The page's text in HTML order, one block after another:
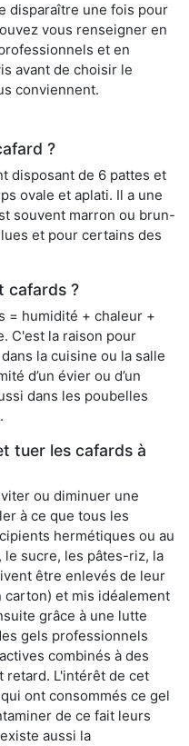
disparaître une fois pour
vous renseigner en
et en
avant de choisir le
conviennent.
?
disposant de 6 pattes et
ovale et aplati. Il a une
souvent marron ou brun-
et pour certains des
cafards ?
= humidité + chaleur +
C'est la raison pour
la cuisine ou la salle
d’un évier ou d’un
dans les poubelles
tuer les cafards à
ou diminuer une
à ce que tous les
hermétiques ou au
sucre, les pâtes-riz, la
être enlevés de leur
et mis idéalement
grâce à une lutte
gels professionnels
combinés à des
retard. L'intérêt de cet
ont consommés ce gel
de ce fait leurs
aussi la